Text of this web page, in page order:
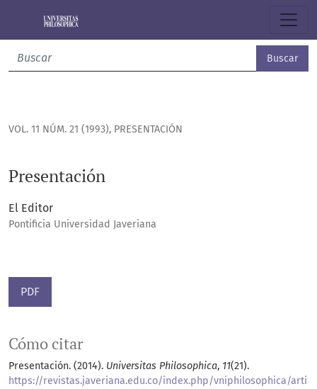
Buscar
VOL. 11 NÚM. 21 (1993), PRESENTACIÓN
Presentación
El Editor
Pontificia Universidad Javeriana
PDF
Cómo citar
Presentación. (2014). Universitas Philosophica, 11(21).
https://revistas.javeriana.edu.co/index.php/vniphilosophica/arti